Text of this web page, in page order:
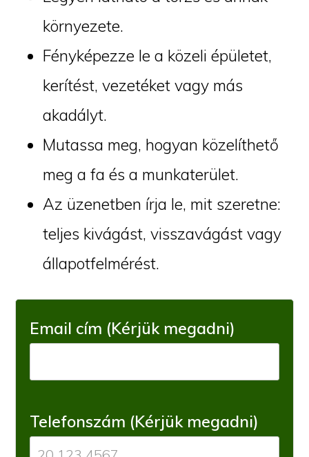
környezete.
Fényképezze le a közeli épületet,
kerítést, vezetéket vagy más
akadályt.
Mutassa meg, hogyan közelíthető
meg a fa és a munkaterület.
Az üzenetben írja le, mit szeretne:
teljes kivágást, visszavágást vagy
állapotfelmérést.
Email cím (Kérjük megadni)
Telefonszám (Kérjük megadni)